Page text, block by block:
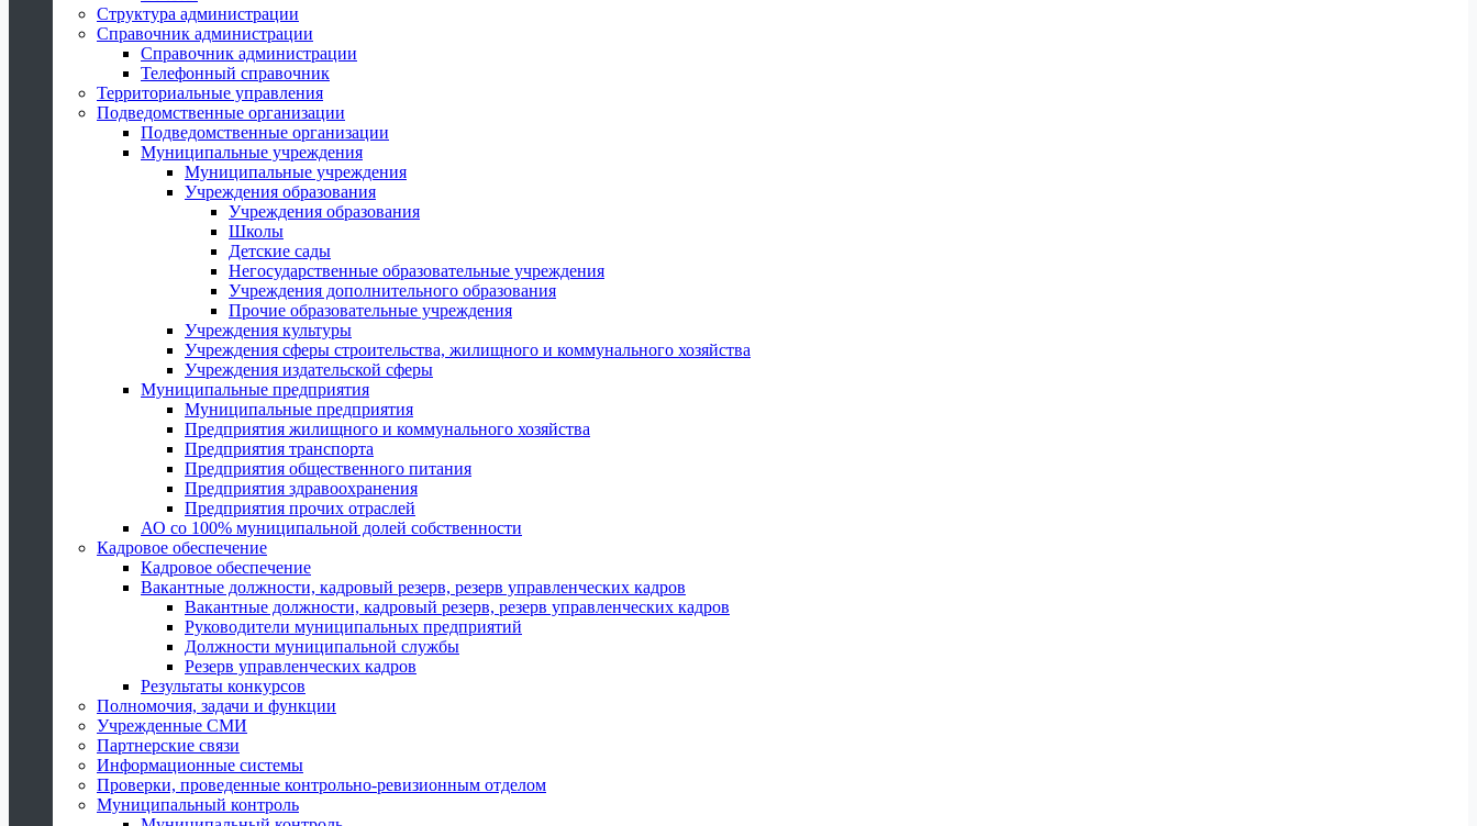
Структура администрации
Справочник администрации
Справочник администрации
Телефонный справочник
Территориальные управления
Подведомственные организации
Подведомственные организации
Муниципальные учреждения
Муниципальные учреждения
Учреждения образования
Учреждения образования
Школы
Детские сады
Негосударственные образовательные учреждения
Учреждения дополнительного образования
Прочие образовательные учреждения
Учреждения культуры
Учреждения сферы строительства, жилищного и коммунального хозяйства
Учреждения издательской сферы
Муниципальные предприятия
Муниципальные предприятия
Предприятия жилищного и коммунального хозяйства
Предприятия транспорта
Предприятия общественного питания
Предприятия здравоохранения
Предприятия прочих отраслей
АО со 100% муниципальной долей собственности
Кадровое обеспечение
Кадровое обеспечение
Вакантные должности, кадровый резерв, резерв управленческих кадров
Вакантные должности, кадровый резерв, резерв управленческих кадров
Руководители муниципальных предприятий
Должности муниципальной службы
Резерв управленческих кадров
Результаты конкурсов
Полномочия, задачи и функции
Учрежденные СМИ
Партнерские связи
Информационные системы
Проверки, проведенные контрольно-ревизионным отделом
Муниципальный контроль